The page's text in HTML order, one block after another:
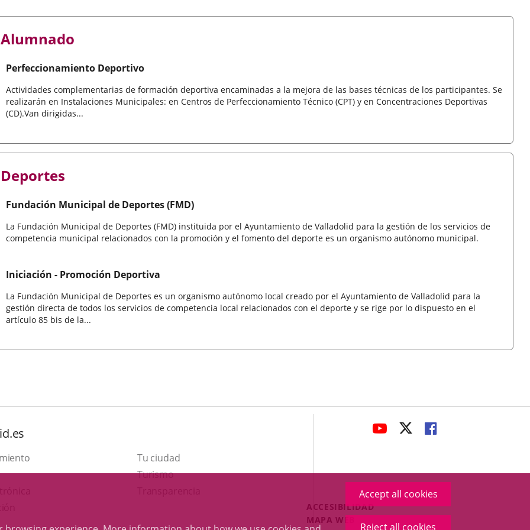
Accept all cookies
Reject all cookies
Alumnado
Perfeccionamiento Deportivo
Actividades complementarias de formación deportiva encaminadas a la mejora de las bases técnicas de los participantes. Se
realizarán en Instalaciones Municipales: en Centros de Perfeccionamiento Técnico (CPT) y en Concentraciones Deportivas
(CD).Van dirigidas...
Deportes
Fundación Municipal de Deportes (FMD)
La Fundación Municipal de Deportes (FMD) instituida por el Ayuntamiento de Valladolid para la gestión de los servicios de
competencia municipal relacionados con la promoción y el fomento del deporte es un organismo autónomo municipal.
Iniciación - Promoción Deportiva
La Fundación Municipal de Deportes es un organismo autónomo local creado por el Ayuntamiento de Valladolid para la
gestión directa de todos los servicios de competencia local relacionados con el deporte y se rige por lo dispuesto en el
artículo 85 bis de la...
Tu ciudad
TurismoThis
open
external
LINK
APPLICATION.
LINK
APPLICATION.
LINK
APPLICATION.
Menú
Legal
ACCESIBILIDAD
MAPA WEB